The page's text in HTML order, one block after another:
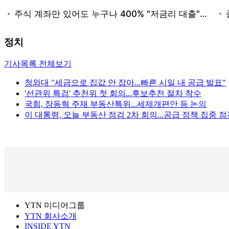
정치
기사목록 전체보기
청와대 "세금으로 집값 안 잡아...빠른 시일 내 공급 발표"
'선관위 특검' 추천위 첫 회의...후보추천 절차 착수
국힘, 장동혁 주재 부동산특위...세제개편안 등 논의
이 대통령, 오늘 부동산 점검 2차 회의...공급 정책 집중 점
YTN 미디어그룹
YTN 회사소개
INSIDE YTN